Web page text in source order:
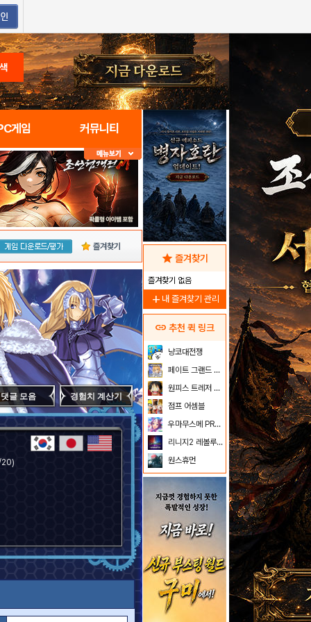
게임 커뮤니티
즐겨찾기
댓글 모음 경험치 계산기
20)
star 즐겨찾기
즐겨찾기 없음
add 내 즐겨찾기 관리
link 추천 퀵 링크
냥코대전쟁
페이트 그랜드 오더
원피스 트레저 크루즈
점프 어셈블
우마무스메 PRETTY DERBY
리니지2 레볼루션
원스휴먼